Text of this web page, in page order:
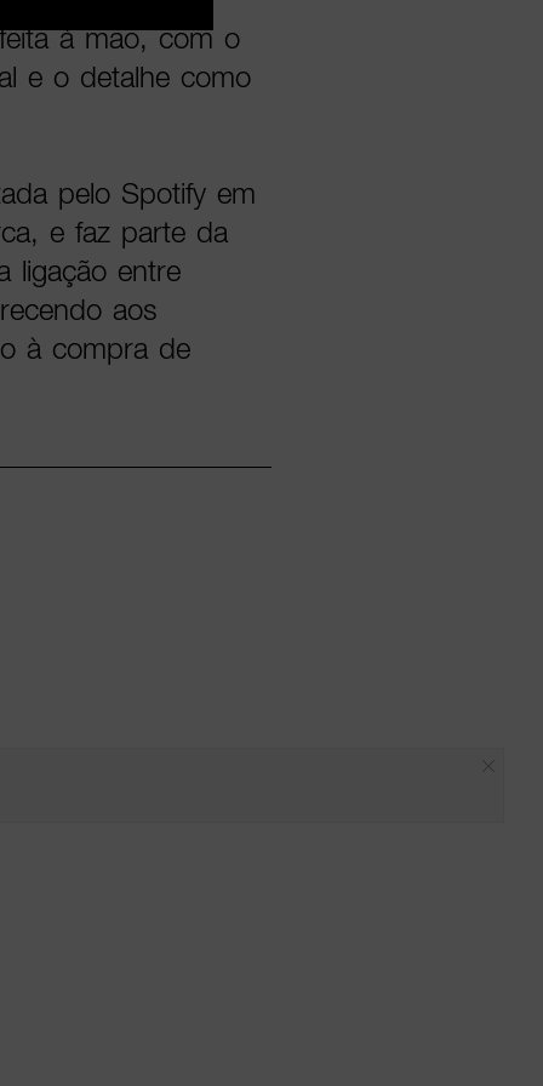
à mão, com o
e o detalhe como
pelo Spotify em
e faz parte da
ligação entre
aos
à compra de